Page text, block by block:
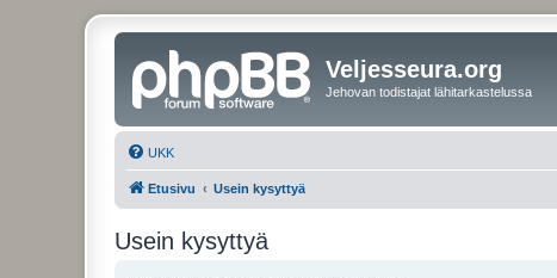
Veljesseura.org
Jehovan todistajat lähitarkastelussa
UKK
Etusivu Usein kysyttyä
Usein kysyttyä